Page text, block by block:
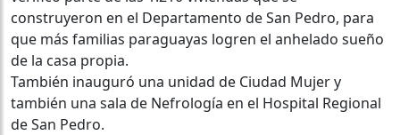
construyeron en el Departamento de San Pedro, para
que más familias paraguayas logren el anhelado sueño
de la casa propia.
También inauguró una unidad de Ciudad Mujer y
también una sala de Nefrología en el Hospital Regional
de San Pedro.